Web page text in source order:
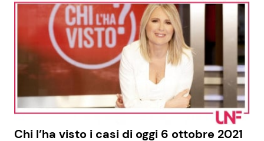
Chi l’ha visto i casi di oggi 6 ottobre 2021